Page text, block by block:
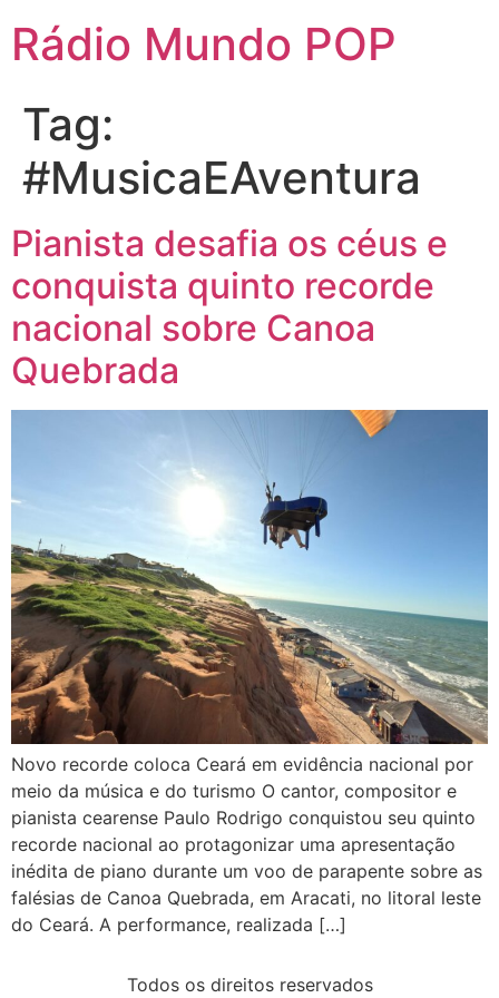
Rádio Mundo POP
Tag:
#MusicaEAventura
Pianista desafia os céus e
conquista quinto recorde
nacional sobre Canoa
Quebrada
Novo recorde coloca Ceará em evidência nacional por
meio da música e do turismo O cantor, compositor e
pianista cearense Paulo Rodrigo conquistou seu quinto
recorde nacional ao protagonizar uma apresentação
inédita de piano durante um voo de parapente sobre as
falésias de Canoa Quebrada, em Aracati, no litoral leste
do Ceará. A performance, realizada […]
Todos os direitos reservados